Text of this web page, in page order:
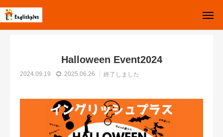
Halloween Event2024
2024.09.19 2025.06.26 終了しました
イングリッシュプラスとは